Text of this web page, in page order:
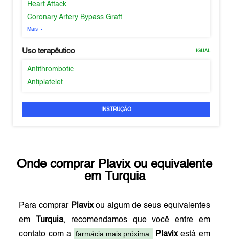
Heart Attack
Coronary Artery Bypass Graft
Mais
Uso terapêutico IGUAL
Antithrombotic
Antiplatelet
INSTRUÇÃO
Onde comprar Plavixou equivalente
em Turquia
Para comprar Plavixou algum de seus equivalentes
em
Turquia, recomendamos que você entre em
contato com a farmácia mais próxima. Plavixestá em